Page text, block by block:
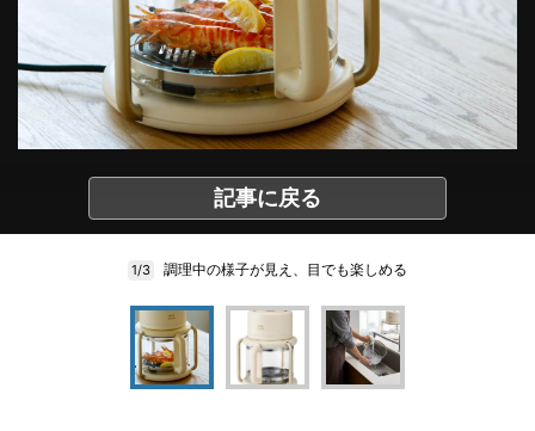
記事に戻る
1/3 調理中の様子が見え、目でも楽しめる